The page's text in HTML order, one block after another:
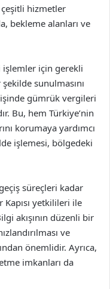
hizmetler
bekleme alanları ve
işlemler için gerekli
sunulmasını
gümrük vergileri
Bu, hem Türkiye’nin
korumaya yardımcı
işlemesi, bölgedeki
süreçleri kadar
Kapısı yetkilileri ile
akışının düzenli bir
ve
önemlidir. Ayrıca,
imkanları da